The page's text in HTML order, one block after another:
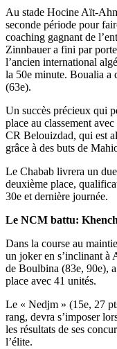
Au stade Hocine Aït-
seconde période pour
coaching gagnant de
Zinnbauer a fini par
l’ancien international
la 50e minute. Boualia a
(63e).
Un succès précieux qui
place au classement
CR Belouizdad, qui est
grâce à des buts de
Le Chabab livrera un
deuxième place,
30e et dernière journée.
Le NCM battu:
Dans la course au
un joker en s’inclinant à
de Boulbina (83e, 90e),
place avec 41 unités.
Le « Nedjm » (15e, 27
rang, devra s’imposer
les résultats de ses
l’élite.